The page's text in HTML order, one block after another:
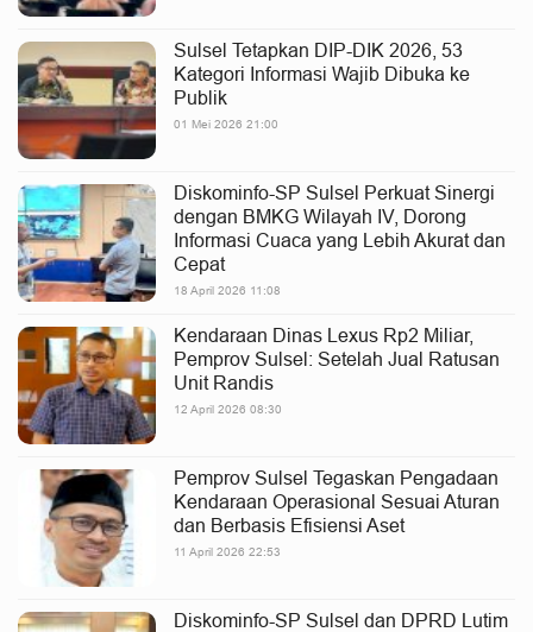
Sulsel Tetapkan DIP-DIK 2026, 53
Kategori Informasi Wajib Dibuka ke
Publik
01 Mei 2026 21:00
Diskominfo-SP Sulsel Perkuat Sinergi
dengan BMKG Wilayah IV, Dorong
Informasi Cuaca yang Lebih Akurat dan
Cepat
18 April 2026 11:08
Kendaraan Dinas Lexus Rp2 Miliar,
Pemprov Sulsel: Setelah Jual Ratusan
Unit Randis
12 April 2026 08:30
Pemprov Sulsel Tegaskan Pengadaan
Kendaraan Operasional Sesuai Aturan
dan Berbasis Efisiensi Aset
11 April 2026 22:53
Diskominfo-SP Sulsel dan DPRD Lutim